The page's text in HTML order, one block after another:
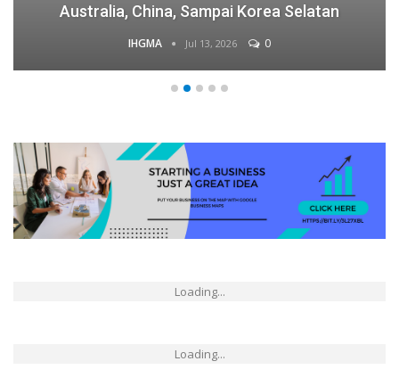
Australia, China, Sampai Korea Selatan
IHGMA Jul 13, 2026 0
Loading...
Loading...